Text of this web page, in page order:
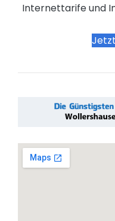
Internettarife und